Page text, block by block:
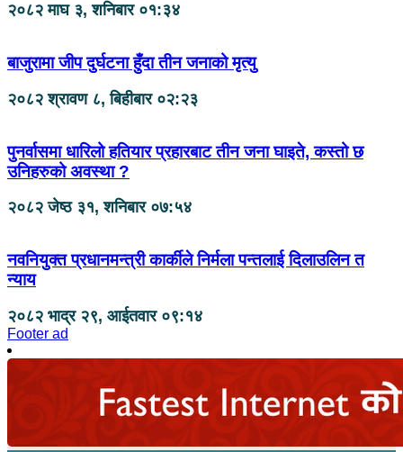
२०८२ माघ ३, शनिबार ०१:३४
बाजुरामा जीप दुर्घटना हुँदा तीन जनाको मृत्यु
२०८२ श्रावण ८, बिहीबार ०२:२३
पुनर्वासमा धारिलो हतियार प्रहारबाट तीन जना घाइते, कस्तो छ
उनिहरुको अवस्था ?
२०८२ जेष्ठ ३१, शनिबार ०७:५४
नवनियुक्त प्रधानमन्त्री कार्कीले निर्मला पन्तलाई दिलाउलिन त
न्याय
२०८२ भाद्र २९, आईतवार ०९:१४
Footer ad